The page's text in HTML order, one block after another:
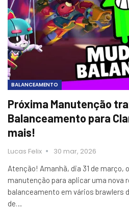
BALANCEAMENTO
Próxima Manutenção
Balanceamento para
mais!
Lucas Felix 30 mar, 2026
Atenção! Amanhã, dia 31 de março,
manutenção para aplicar uma nova
balanceamento em vários brawlers
de…